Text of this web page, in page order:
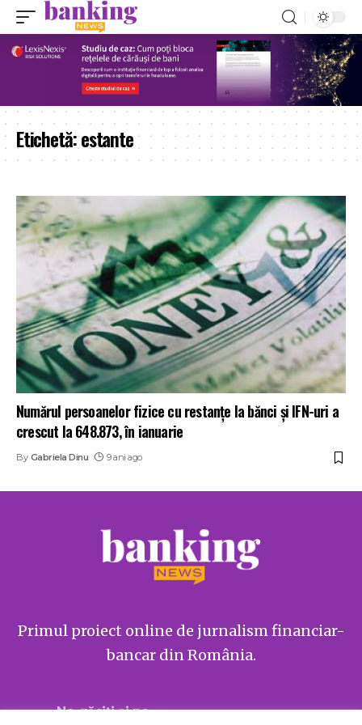
Etichetă:estante
Numărul persoanelor fizice cu restanțe la bănci și IFN-uri a
crescut la 648.873, în ianuarie
By Gabriela Dinu 9 ani ago
Primul proiect online de jurnalism financiar-
bancar din România.
Ne găsiți și pe